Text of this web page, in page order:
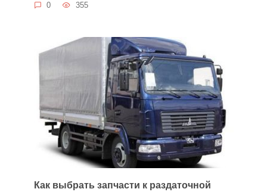
0 355
Как выбрать запчасти к раздаточной